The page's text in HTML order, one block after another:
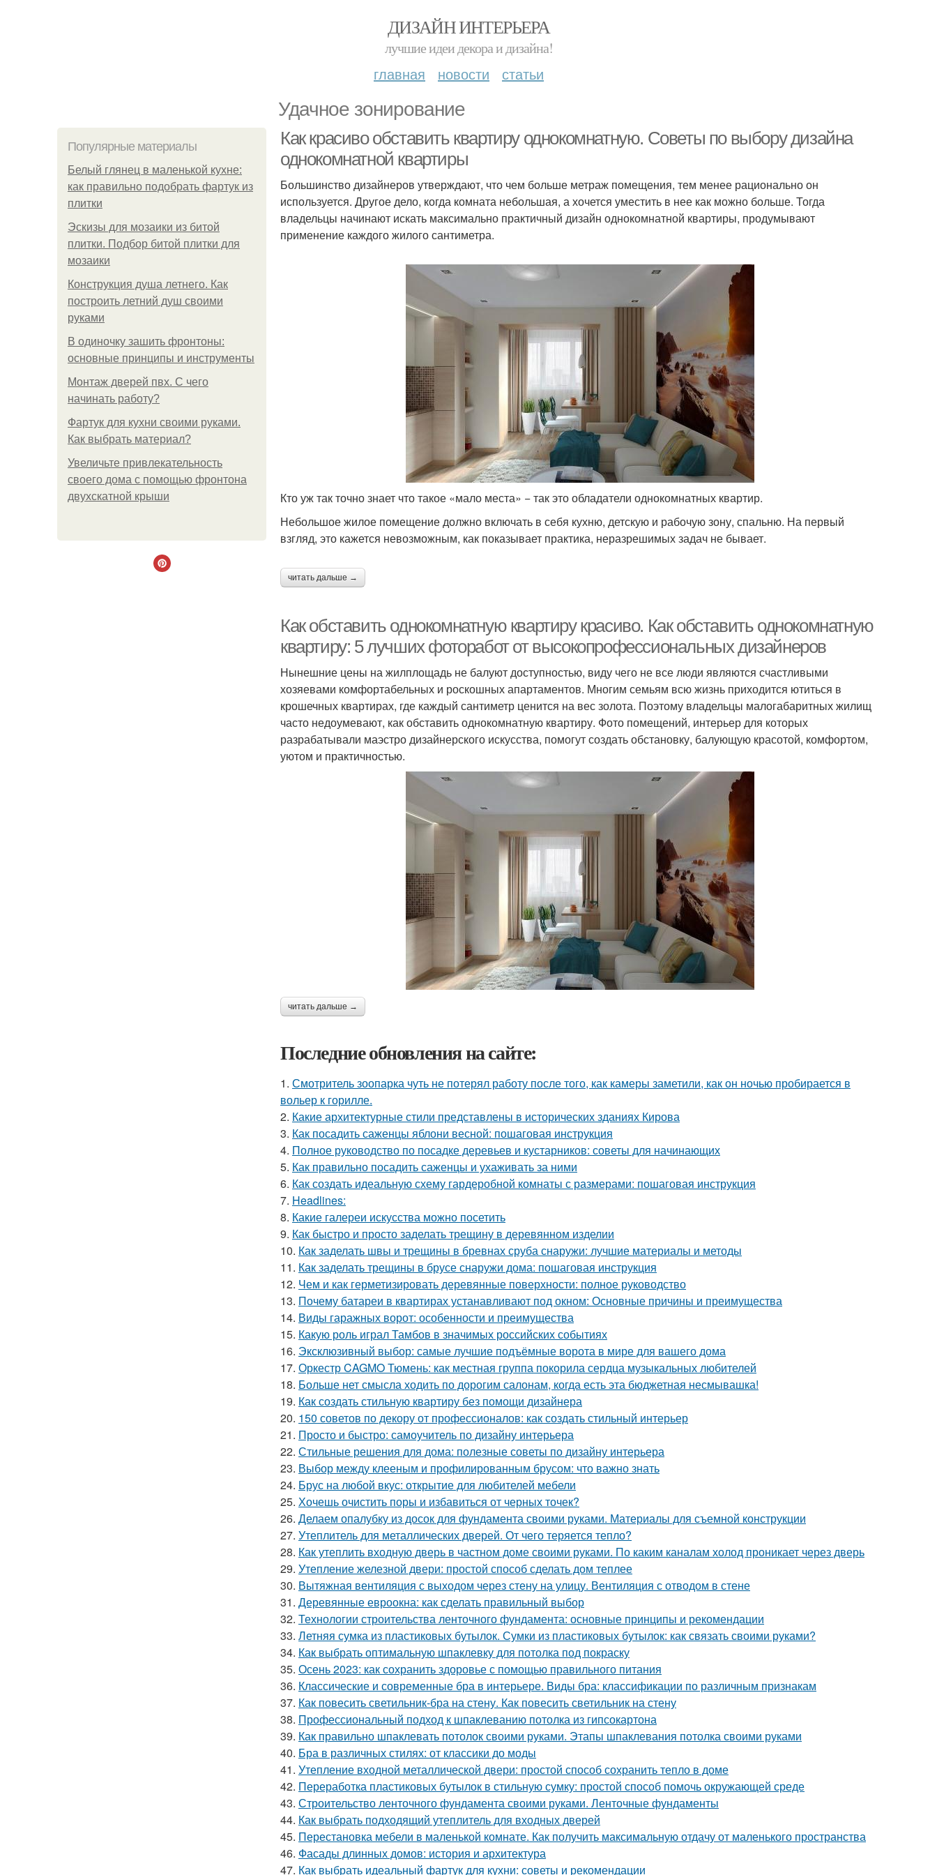
ДИЗАЙН ИНТЕРЬЕРА
лучшие идеи декора и дизайна!
главная новости статьи
Удачное зонирование
Популярные материалы
Белый глянец в маленькой кухне:
как правильно подобрать фартук из
плитки
Эскизы для мозаики из битой
плитки. Подбор битой плитки для
мозаики
Конструкция душа летнего. Как
построить летний душ своими
руками
В одиночку зашить фронтоны:
основные принципы и инструменты
Монтаж дверей пвх. С чего
начинать работу?
Фартук для кухни своими руками.
Как выбрать материал?
Увеличьте привлекательность
своего дома с помощью фронтона
двухскатной крыши
Как красиво обставить квартиру однокомнатную. Советы по выбору дизайна
однокомнатной квартиры
Большинство дизайнеров утверждают, что чем больше метраж помещения, тем менее рационально он
используется. Другое дело, когда комната небольшая, а хочется уместить в нее как можно больше. Тогда
владельцы начинают искать максимально практичный дизайн однокомнатной квартиры, продумывают
применение каждого жилого сантиметра.
Кто уж так точно знает что такое «мало места» − так это обладатели однокомнатных квартир.
Небольшое жилое помещение должно включать в себя кухню, детскую и рабочую зону, спальню. На первый
взгляд, это кажется невозможным, как показывает практика, неразрешимых задач не бывает.
читать дальше →
Как обставить однокомнатную квартиру красиво. Как обставить однокомнатную
квартиру: 5 лучших фоторабот от высокопрофессиональных дизайнеров
Нынешние цены на жилплощадь не балуют доступностью, виду чего не все люди являются счастливыми
хозяевами комфортабельных и роскошных апартаментов. Многим семьям всю жизнь приходится ютиться в
крошечных квартирах, где каждый сантиметр ценится на вес золота. Поэтому владельцы малогабаритных жилищ
часто недоумевают, как обставить однокомнатную квартиру. Фото помещений, интерьер для которых
разрабатывали маэстро дизайнерского искусства, помогут создать обстановку, балующую красотой, комфортом,
уютом и практичностью.
читать дальше →
Последние обновления на сайте:
1. Смотритель зоопарка чуть не потерял работу после того, как камеры заметили, как он ночью пробирается в
вольер к горилле.
2. Какие архитектурные стили представлены в исторических зданиях Кирова
3. Как посадить саженцы яблони весной: пошаговая инструкция
4. Полное руководство по посадке деревьев и кустарников: советы для начинающих
5. Как правильно посадить саженцы и ухаживать за ними
6. Как создать идеальную схему гардеробной комнаты с размерами: пошаговая инструкция
7. Headlines:
8. Какие галереи искусства можно посетить
9. Как быстро и просто заделать трещину в деревянном изделии
10. Как заделать швы и трещины в бревнах сруба снаружи: лучшие материалы и методы
11. Как заделать трещины в брусе снаружи дома: пошаговая инструкция
12. Чем и как герметизировать деревянные поверхности: полное руководство
13. Почему батареи в квартирах устанавливают под окном: Основные причины и преимущества
14. Виды гаражных ворот: особенности и преимущества
15. Какую роль играл Тамбов в значимых российских событиях
16. Эксклюзивный выбор: самые лучшие подъёмные ворота в мире для вашего дома
17. Оркестр CAGMO Тюмень: как местная группа покорила сердца музыкальных любителей
18. Больше нет смысла ходить по дорогим салонам, когда есть эта бюджетная несмывашка!
19. Как создать стильную квартиру без помощи дизайнера
20. 150 советов по декору от профессионалов: как создать стильный интерьер
21. Просто и быстро: самоучитель по дизайну интерьера
22. Стильные решения для дома: полезные советы по дизайну интерьера
23. Выбор между клееным и профилированным брусом: что важно знать
24. Брус на любой вкус: открытие для любителей мебели
25. Хочешь очистить поры и избавиться от черных точек?
26. Делаем опалубку из досок для фундамента своими руками. Материалы для съемной конструкции
27. Утеплитель для металлических дверей. От чего теряется тепло?
28. Как утеплить входную дверь в частном доме своими руками. По каким каналам холод проникает через дверь
29. Утепление железной двери: простой способ сделать дом теплее
30. Вытяжная вентиляция с выходом через стену на улицу. Вентиляция с отводом в стене
31. Деревянные евроокна: как сделать правильный выбор
32. Технологии строительства ленточного фундамента: основные принципы и рекомендации
33. Летняя сумка из пластиковых бутылок. Сумки из пластиковых бутылок: как связать своими руками?
34. Как выбрать оптимальную шпаклевку для потолка под покраску
35. Осень 2023: как сохранить здоровье с помощью правильного питания
36. Классические и современные бра в интерьере. Виды бра: классификации по различным признакам
37. Как повесить светильник-бра на стену. Как повесить светильник на стену
38. Профессиональный подход к шпаклеванию потолка из гипсокартона
39. Как правильно шпаклевать потолок своими руками. Этапы шпаклевания потолка своими руками
40. Бра в различных стилях: от классики до моды
41. Утепление входной металлической двери: простой способ сохранить тепло в доме
42. Переработка пластиковых бутылок в стильную сумку: простой способ помочь окружающей среде
43. Строительство ленточного фундамента своими руками. Ленточные фундаменты
44. Как выбрать подходящий утеплитель для входных дверей
45. Перестановка мебели в маленькой комнате. Как получить максимальную отдачу от маленького пространства
46. Фасады длинных домов: история и архитектура
47. Как выбрать идеальный фартук для кухни: советы и рекомендации